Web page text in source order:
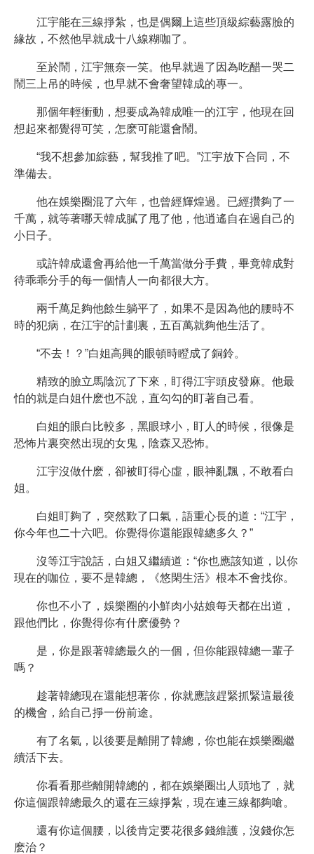
江宇能在三線掙紮，也是偶爾上這些頂級綜藝露臉的
緣故，不然他早就成十八線糊咖了。
至於鬧，江宇無奈一笑。他早就過了因為吃醋一哭二
鬧三上吊的時候，也早就不會奢望韓成的專一。
那個年輕衝動，想要成為韓成唯一的江宇，他現在回
想起來都覺得可笑，怎麽可能還會鬧。
“我不想參加綜藝，幫我推了吧。”江宇放下合同，不
準備去。
他在娛樂圈混了六年，也曾經輝煌過。已經攢夠了一
千萬，就等著哪天韓成膩了甩了他，他逍遙自在過自己的
小日子。
或許韓成還會再給他一千萬當做分手費，畢竟韓成對
待乖乖分手的每一個情人一向都很大方。
兩千萬足夠他餘生躺平了，如果不是因為他的腰時不
時的犯病，在江宇的計劃裏，五百萬就夠他生活了。
“不去！？”白姐高興的眼頓時瞪成了銅鈴。
精致的臉立馬陰沉了下來，盯得江宇頭皮發麻。他最
怕的就是白姐什麽也不說，直勾勾的盯著自己看。
白姐的眼白比較多，黑眼球小，盯人的時候，很像是
恐怖片裏突然出現的女鬼，陰森又恐怖。
江宇沒做什麽，卻被盯得心虛，眼神亂飄，不敢看白
姐。
白姐盯夠了，突然歎了口氣，語重心長的道：“江宇，
你今年也二十六吧。你覺得你還能跟韓總多久？”
沒等江宇說話，白姐又繼續道：“你也應該知道，以你
現在的咖位，要不是韓總，《悠閑生活》根本不會找你。
你也不小了，娛樂圈的小鮮肉小姑娘每天都在出道，
跟他們比，你覺得你有什麽優勢？
是，你是跟著韓總最久的一個，但你能跟韓總一輩子
嗎？
趁著韓總現在還能想著你，你就應該趕緊抓緊這最後
的機會，給自己掙一份前途。
有了名氣，以後要是離開了韓總，你也能在娛樂圈繼
續活下去。
你看看那些離開韓總的，都在娛樂圈出人頭地了，就
你這個跟韓總最久的還在三線掙紮，現在連三線都夠嗆。
還有你這個腰，以後肯定要花很多錢維護，沒錢你怎
麽治？